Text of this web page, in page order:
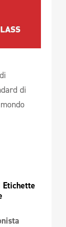
di
Etichette